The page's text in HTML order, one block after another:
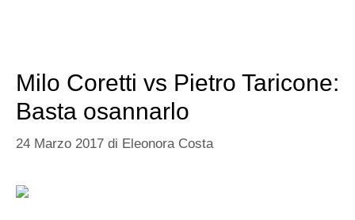
Milo Coretti vs Pietro Taricone:
Basta osannarlo
24 Marzo 2017 di Eleonora Costa